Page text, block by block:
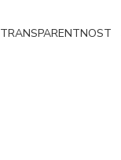
TRANSPARENTNOST